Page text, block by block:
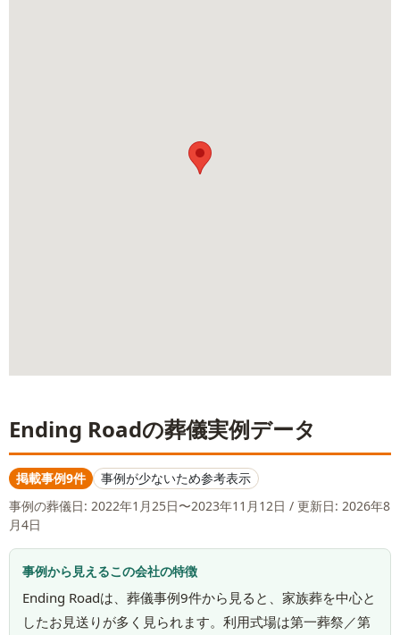
Ending Roadの葬儀実例データ
掲載事例9件
事例が少ないため参考表示
事例の葬儀日: 2022年1月25日〜2023年11月12日 / 更新日: 2026年8
月4日
事例から見えるこの会社の特徴
Ending Roadは、葬儀事例9件から見ると、家族葬を中心と
したお見送りが多く見られます。利用式場は第一葬祭／第